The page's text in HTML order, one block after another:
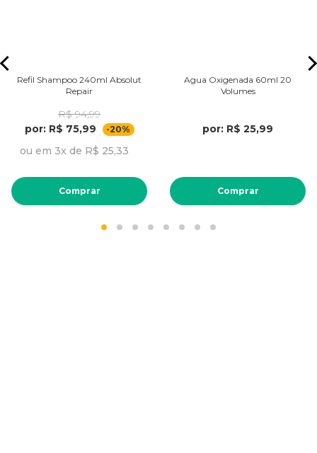
Refil Shampoo 240ml Absolut
Repair
R$ 94,99
por: R$ 75,99
-20%
ou em 3x de R$ 25,33
Comprar
Agua Oxigenada 60ml 20
Volumes
por: R$ 25,99
Comprar